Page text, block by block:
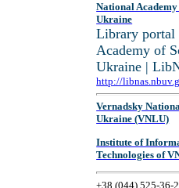
National Academy
Ukraine
Library portal
Academy of
Ukraine |
http://
Vernadsky
Ukraine (VNLU)
Institute of
Technologies of
+38 (044) 525-36-